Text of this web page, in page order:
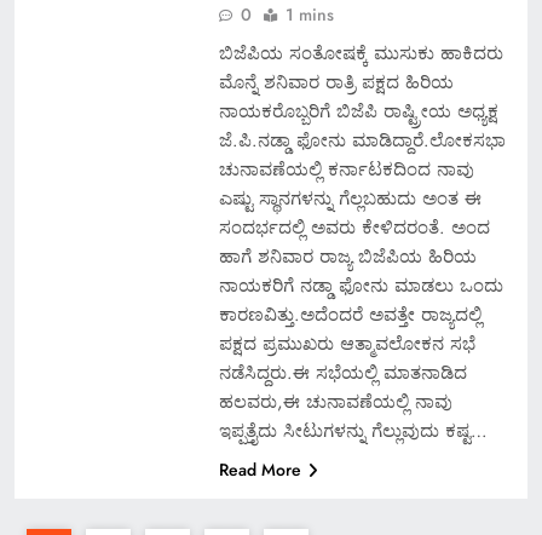
0
1 mins
ಬಿಜೆಪಿಯ ಸಂತೋಷಕ್ಕೆ ಮುಸುಕು ಹಾಕಿದರು
ಮೊನ್ನೆ ಶನಿವಾರ ರಾತ್ರಿ ಪಕ್ಷದ ಹಿರಿಯ
ನಾಯಕರೊಬ್ಬರಿಗೆ ಬಿಜೆಪಿ ರಾಷ್ಟ್ರೀಯ ಅಧ್ಯಕ್ಷ
ಜೆ.ಪಿ.ನಡ್ಡಾ ಫೋನು ಮಾಡಿದ್ದಾರೆ.ಲೋಕಸಭಾ
ಚುನಾವಣೆಯಲ್ಲಿ ಕರ್ನಾಟಕದಿಂದ ನಾವು
ಎಷ್ಟು ಸ್ಥಾನಗಳನ್ನು ಗೆಲ್ಲಬಹುದು ಅಂತ ಈ
ಸಂದರ್ಭದಲ್ಲಿ ಅವರು ಕೇಳಿದರಂತೆ. ಅಂದ
ಹಾಗೆ ಶನಿವಾರ ರಾಜ್ಯ ಬಿಜೆಪಿಯ ಹಿರಿಯ
ನಾಯಕರಿಗೆ ನಡ್ಡಾ ಫೋನು ಮಾಡಲು ಒಂದು
ಕಾರಣವಿತ್ತು.ಅದೆಂದರೆ ಅವತ್ತೇ ರಾಜ್ಯದಲ್ಲಿ
ಪಕ್ಷದ ಪ್ರಮುಖರು ಆತ್ಮಾವಲೋಕನ ಸಭೆ
ನಡೆಸಿದ್ದರು.ಈ ಸಭೆಯಲ್ಲಿ ಮಾತನಾಡಿದ
ಹಲವರು,ಈ ಚುನಾವಣೆಯಲ್ಲಿ ನಾವು
ಇಪ್ಪತ್ತೈದು ಸೀಟುಗಳನ್ನು ಗೆಲ್ಲುವುದು ಕಷ್ಟ…
Read More